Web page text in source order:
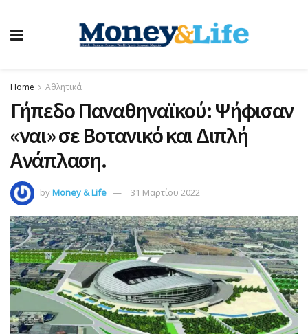
Home Αθλητικά
Γήπεδο Παναθηναϊκού: Ψήφισαν
«ναι» σε Βοτανικό και Διπλή
Ανάπλαση.
byMoney & Life 31 Μαρτίου 2022